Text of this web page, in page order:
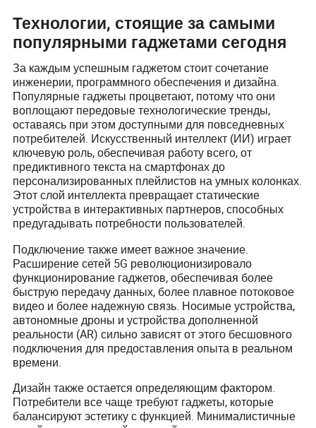
Технологии, стоящие за самыми
популярными гаджетами сегодня
За каждым успешным гаджетом стоит сочетание
инженерии, программного обеспечения и дизайна.
Популярные гаджеты процветают, потому что они
воплощают передовые технологические тренды,
оставаясь при этом доступными для повседневных
потребителей. Искусственный интеллект (ИИ) играет
ключевую роль, обеспечивая работу всего, от
предиктивного текста на смартфонах до
персонализированных плейлистов на умных колонках.
Этот слой интеллекта превращает статические
устройства в интерактивных партнеров, способных
предугадывать потребности пользователей.
Подключение также имеет важное значение.
Расширение сетей 5G революционизировало
функционирование гаджетов, обеспечивая более
быструю передачу данных, более плавное потоковое
видео и более надежную связь. Носимые устройства,
автономные дроны и устройства дополненной
реальности (AR) сильно зависят от этого бесшовного
подключения для предоставления опыта в реальном
времени.
Дизайн также остается определяющим фактором.
Потребители все чаще требуют гаджеты, которые
балансируют эстетику с функцией. Минималистичные